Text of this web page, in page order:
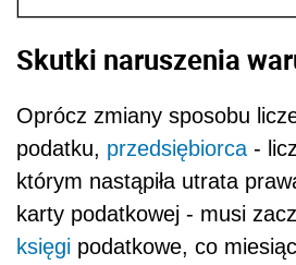
Skutki naruszenia
Oprócz zmiany sposobu
podatku, przedsiębiorca-
którym nastąpiła utrata
karty podatkowej - musi
księgi podatkowe, co